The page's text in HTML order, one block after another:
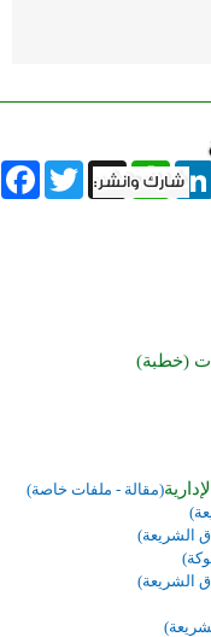
Twitter X
WhatsApp
(خطبة)
(مقالة - ملفات خاصة)
الشريعة)
الشريعة)